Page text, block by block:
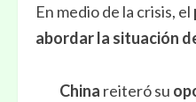
En medio de la crisis, el
abordar la situación
China reiteró su